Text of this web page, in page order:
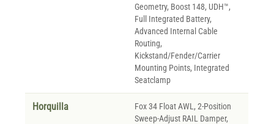
Geometry, Boost 148, UDH™,
Full Integrated Battery,
Advanced Internal Cable
Routing,
Kickstand/Fender/Carrier
Mounting Points, Integrated
Seatclamp
Horquilla
Fox 34 Float AWL, 2-Position
Sweep-Adjust RAIL Damper,